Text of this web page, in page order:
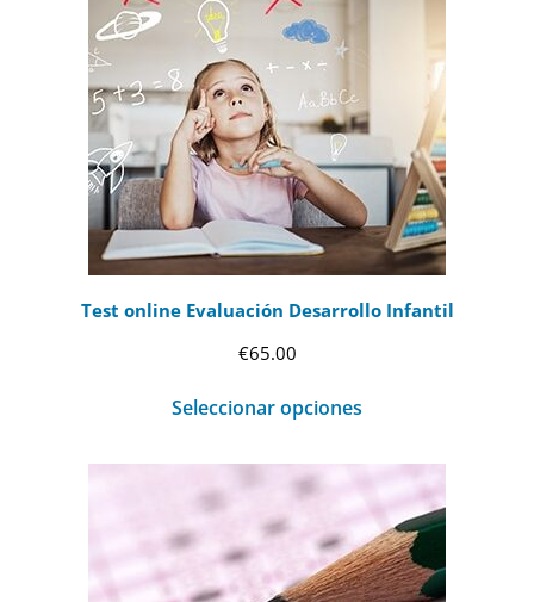
Test online Evaluación Desarrollo Infantil
€65.00
Seleccionar opciones